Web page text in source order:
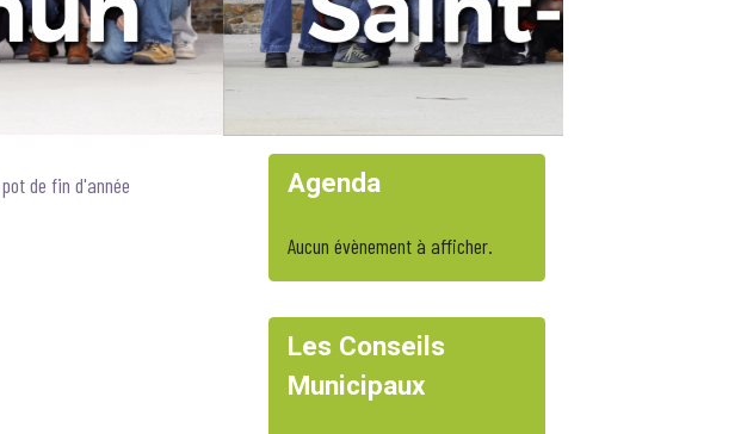
de fin d'année Agenda
Aucun évènement à afficher.
Les Conseils
Municipaux